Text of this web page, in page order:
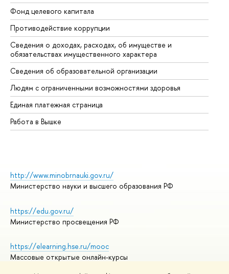
Фонд целевого капитала
Противодействие коррупции
Сведения о доходах, расходах, об имуществе и
обязательствах имущественного характера
Сведения об образовательной организации
Людям с ограниченными возможностями здоровья
Единая платежная страница
Работа в Вышке
http://www.minobrnauki.gov.ru/
Министерство науки и высшего образования РФ
https://edu.gov.ru/
Министерство просвещения РФ
https://elearning.hse.ru/mooc
Массовые открытые онлайн-курсы